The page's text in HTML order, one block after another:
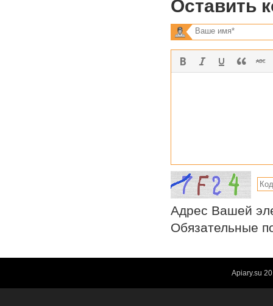
Оставить
Адрес Вашей
Обязательные
Apiary.su